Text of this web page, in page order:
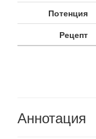
Потенция
Рецепт
Аннотация